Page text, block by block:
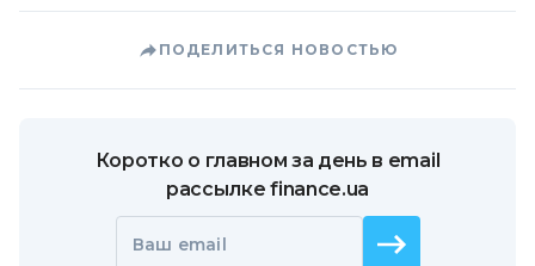
ПОДЕЛИТЬСЯ НОВОСТЬЮ
Коротко о главном за день в email
рассылке finance.ua
Ваш email